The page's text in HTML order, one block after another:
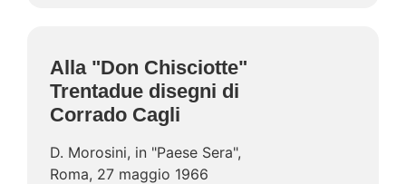
Alla "Don Chisciotte"
Trentadue disegni di
Corrado Cagli
D. Morosini, in "Paese Sera",
Roma, 27 maggio 1966